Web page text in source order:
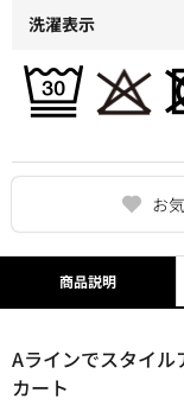
お
洗濯表示
商品説明
Aラインでスタイ
カート